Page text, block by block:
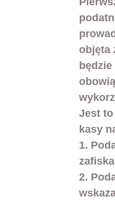
objęta
Jest
kasy
1.
2.